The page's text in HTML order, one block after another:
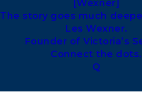
[Wexner]
The story goes much
Les Wexner.
Founder of Victoria’s
Connect the dots.
Q